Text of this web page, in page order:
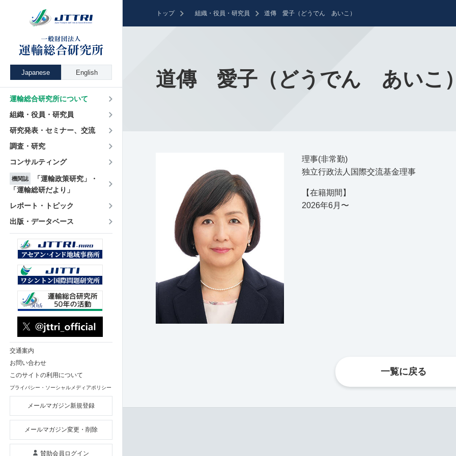
Japanese English
運輸総合研究所について
組織・役員・研究員
研究発表・セミナー、交流
調査・研究
コンサルティング
機関誌
「運輸政策研究」・
「運輸総研だより」
レポート・トピック
出版・データベース
交通案内
お問い合わせ
このサイトの利用について
プライバシー・ソーシャルメディアポリシー
メールマガジン新規登録
メールマガジン変更・削除
賛助会員ログイン
トップ 組織・役員・研究員 道傳 愛子（どうでん あいこ）
道傳 愛子（どうでん あいこ
理事(非常勤)
独立行政法人国際交流基金理事
【在籍期間】
2026年6月〜
一覧に戻る